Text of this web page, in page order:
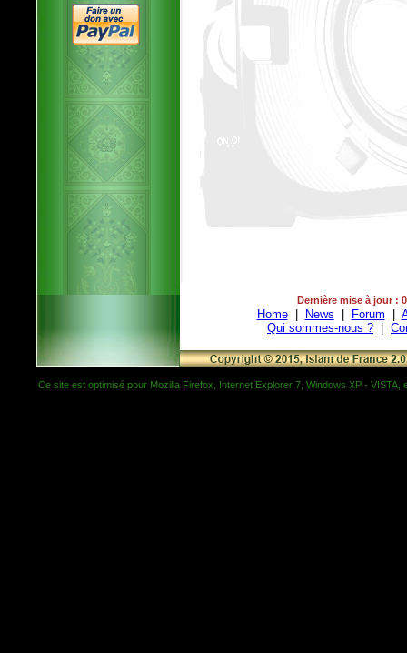
Dernière mise à jour :
Home| News Forum
Qui sommes-nous ?
Ce site est optimisé pour Mozilla Firefox, Internet Explorer 7, Windows XP -